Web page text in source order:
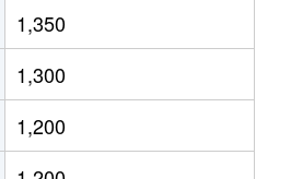
1,350
1,300
1,200